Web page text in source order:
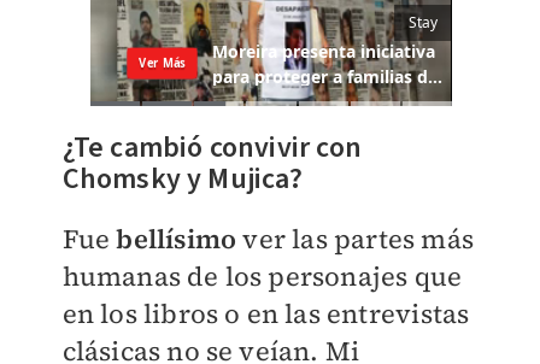
¿Te cambió convivir con
Chomsky y Mujica?
Fuebellísimover las partes más
humanas de los personajes que
en los libros o en las entrevistas
clásicas no se veían. Mi